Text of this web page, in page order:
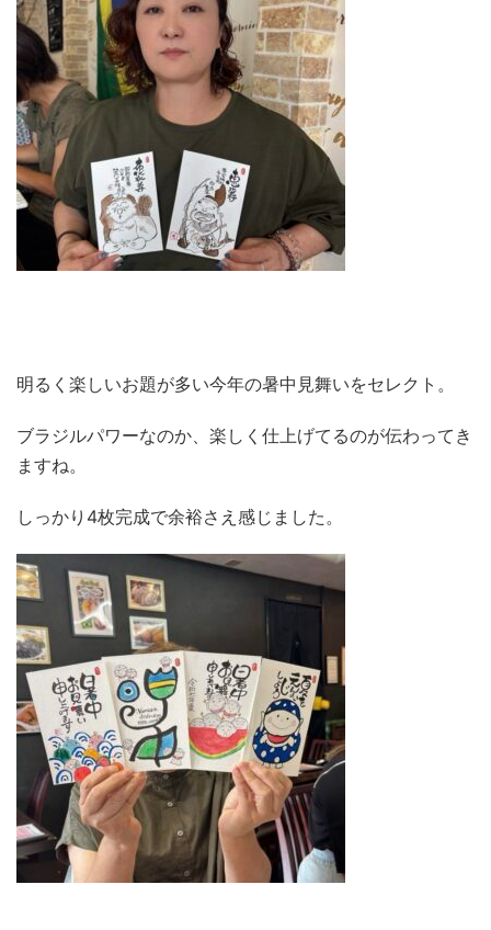
明るく楽しいお題が多い今年の暑中見舞いをセレクト。
ブラジルパワーなのか、楽しく仕上げてるのが伝わってき
ますね。
しっかり4枚完成で余裕さえ感じました。